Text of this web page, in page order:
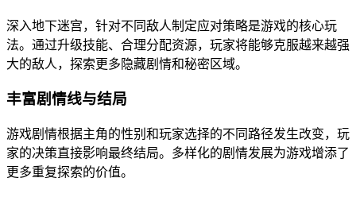
深入地下迷宫，针对不同敌人制定应对策略是游戏的核心玩
法。通过升级技能、合理分配资源，玩家将能够克服越来越强
大的敌人，探索更多隐藏剧情和秘密区域。
丰富剧情线与结局
游戏剧情根据主角的性别和玩家选择的不同路径发生改变，玩
家的决策直接影响最终结局。多样化的剧情发展为游戏增添了
更多重复探索的价值。